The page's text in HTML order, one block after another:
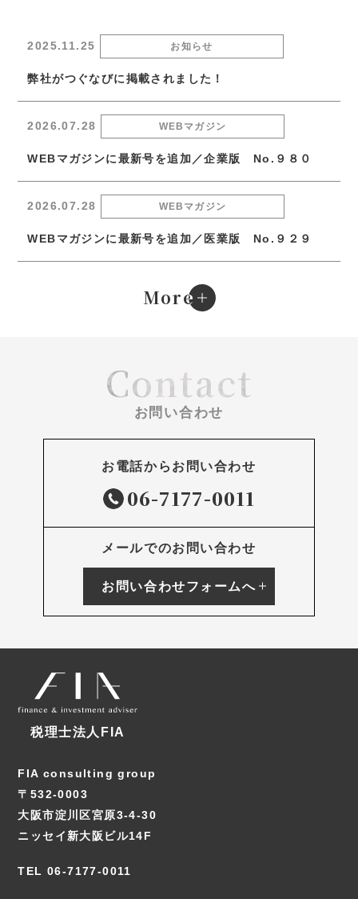
2025.11.25 お知らせ
弊社がつぐなびに掲載されました！
2026.07.28 WEBマガジン
WEBマガジンに最新号を追加／企業版 No.９８０
2026.07.28 WEBマガジン
WEBマガジンに最新号を追加／医業版 No.９２９
More
e
Contact
お問い合わせ
お電話からお問い合わせ
06-7177-0011
メールでのお問い合わせ
お問い合わせフォームへ
税理士法人FIA
FIA consulting group
〒532-0003
大阪市淀川区宮原3-4-30
ニッセイ新大阪ビル14F
TEL 06-7177-0011